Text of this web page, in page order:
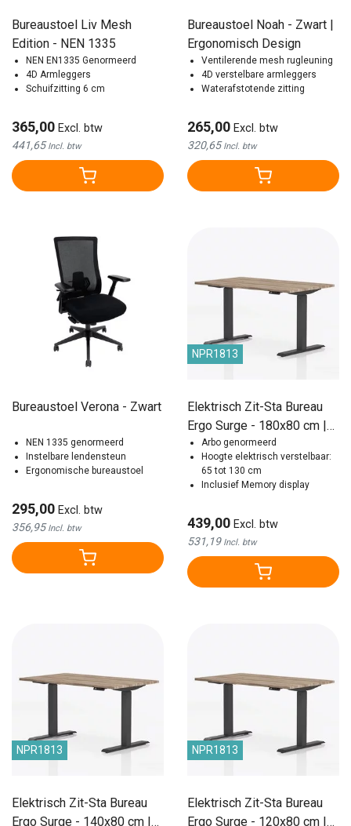
Bureaustoel Liv Mesh
Edition - NEN 1335
NEN EN1335 Genormeerd
4D Armleggers
Schuifzitting 6 cm
365,00 Excl. btw
441,65Incl. btw
Bureaustoel Noah - Zwart |
Ergonomisch Design
Ventilerende mesh rugleuning
4D verstelbare armleggers
Waterafstotende zitting
265,00 Excl. btw
320,65Incl. btw
Bureaustoel Verona - Zwart
NEN 1335 genormeerd
Instelbare lendensteun
Ergonomische bureaustoel
295,00 Excl. btw
356,95Incl. btw
NPR1813
Elektrisch Zit-Sta Bureau
Ergo Surge - 180x80 cm |
NEN/NPR Genormeerd
Arbo genormeerd
Hoogte elektrisch verstelbaar:
65 tot 130 cm
Inclusief Memory display
439,00 Excl. btw
531,19 Incl. btw
NPR1813
Elektrisch Zit-Sta Bureau
Ergo Surge - 140x80 cm |
NPR1813
Elektrisch Zit-Sta Bureau
Ergo Surge - 120x80 cm |